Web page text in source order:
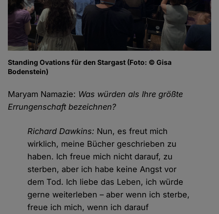
Standing Ovations für den Stargast (Foto: © Gisa
Bodenstein)
Maryam Namazie: Was würden als Ihre größte
Errungenschaft bezeichnen?
Richard Dawkins: Nun, es freut mich
wirklich, meine Bücher geschrieben zu
haben. Ich freue mich nicht darauf, zu
sterben, aber ich habe keine Angst vor
dem Tod. Ich liebe das Leben, ich würde
gerne weiterleben – aber wenn ich sterbe,
freue ich mich, wenn ich darauf